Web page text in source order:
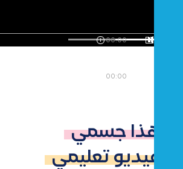
00:00
00:00
هذا جسمي
فيديو تعليمي